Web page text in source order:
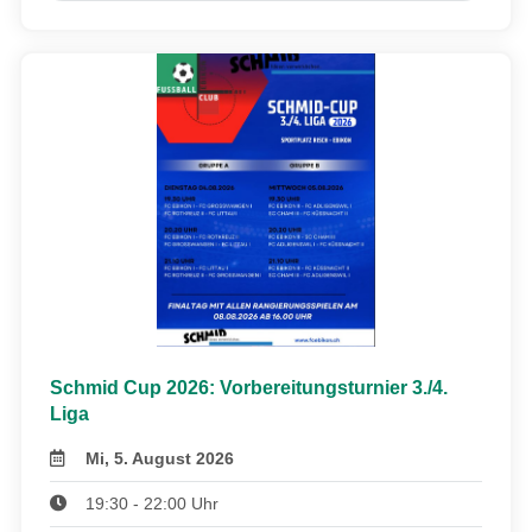
Schmid Cup 2026: Vorbereitungsturnier 3./4.
Liga
Mi, 5. August 2026
19:30 - 22:00 Uhr